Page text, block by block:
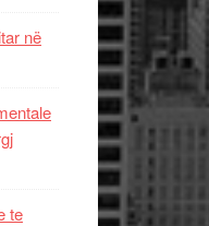
në
te